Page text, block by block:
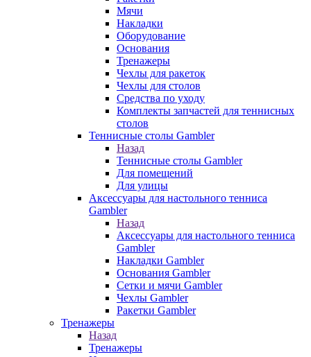
Мячи
Накладки
Оборудование
Основания
Тренажеры
Чехлы для ракеток
Чехлы для столов
Средства по уходу
Комплекты запчастей для теннисных
столов
Теннисные столы Gambler
Назад
Теннисные столы Gambler
Для помещений
Для улицы
Аксессуары для настольного тенниса
Gambler
Назад
Аксессуары для настольного тенниса
Gambler
Накладки Gambler
Основания Gambler
Сетки и мячи Gambler
Чехлы Gambler
Ракетки Gambler
Тренажеры
Назад
Тренажеры